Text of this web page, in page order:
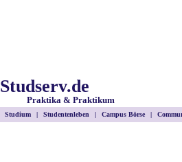
Studserv.de
Praktika & Praktikum
Studium | Studentenleben | Campus Börse |